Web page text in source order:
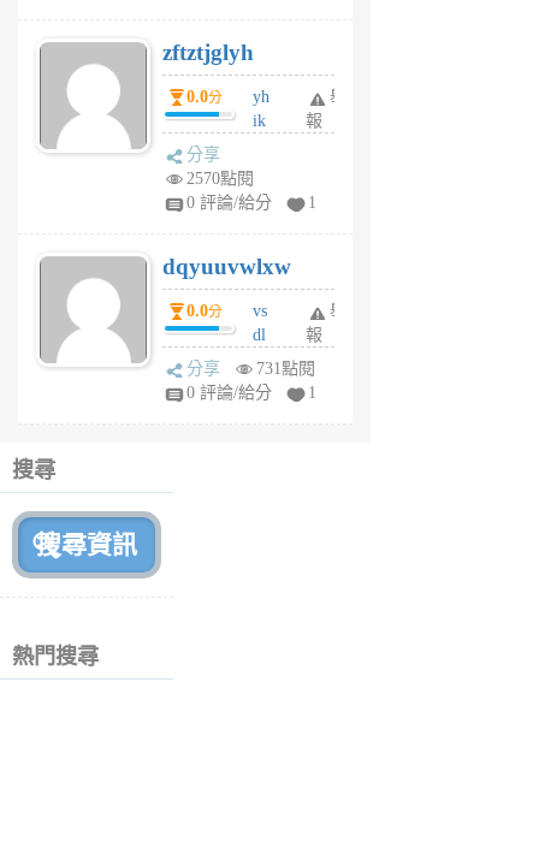
月
前
zftztjglyh
0.0分
yh
ik
tu
6
個
月
前
舉
報
分享
2570點閱
0 評論/給分
1
dqyuuvwlxw
0.0分
vs
dl
sq
fy
舉
報
分享
731點閱
0 評論/給分
1
搜尋
熱門搜尋